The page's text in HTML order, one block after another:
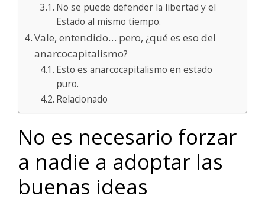
No se puede defender la libertad y el
Estado al mismo tiempo.
Vale, entendido… pero, ¿qué es eso del
anarcocapitalismo?
Esto es anarcocapitalismo en estado
puro.
Relacionado
No es necesario forzar
a nadie a adoptar las
buenas ideas